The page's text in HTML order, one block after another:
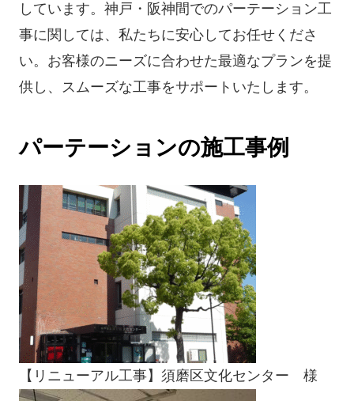
しています。神戸・阪神間でのパーテーション工
事に関しては、私たちに安心してお任せくださ
い。お客様のニーズに合わせた最適なプランを提
供し、スムーズな工事をサポートいたします。
パーテーションの施工事例
【リニューアル工事】須磨区文化センター 様